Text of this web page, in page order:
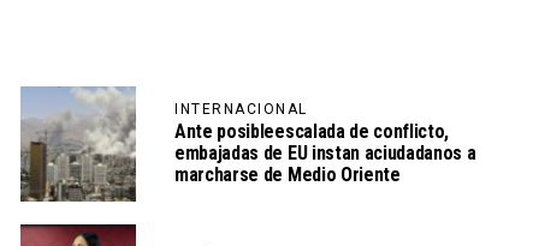
INTERNACIONAL
Ante posibleescalada de conflicto,
embajadas de EU instan aciudadanos a
marcharse de Medio Oriente